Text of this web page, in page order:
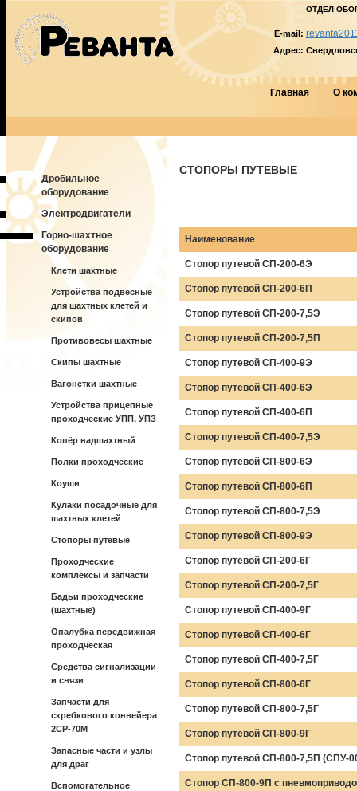
ОТДЕЛ
E-mail:
Адрес:
Главная О
Дробильное
оборудование
Электродвигатели
Горно-шахтное
оборудование
Клети шахтные
Устройства подвесные
для шахтных клетей и
скипов
Противовесы шахтные
Скипы шахтные
Вагонетки шахтные
Устройства прицепные
проходческие УПП, УПЗ
Копёр надшахтный
Полки проходческие
Коуши
Кулаки посадочные для
шахтных клетей
Стопоры путевые
Проходческие
комплексы и запчасти
Бадьи проходческие
(шахтные)
Опалубка передвижная
проходческая
Средства сигнализации
и связи
Запчасти для
скребкового конвейера
2СР-70М
Запасные части и узлы
для драг
Вспомогательное
СТОПОРЫ ПУТЕВЫЕ
Наименование
Стопор путевой СП-200-6Э
Стопор путевой СП-200-6П
Стопор путевой СП-200-7,5Э
Стопор путевой СП-200-7,5П
Стопор путевой СП-400-9Э
Стопор путевой СП-400-6Э
Стопор путевой СП-400-6П
Стопор путевой СП-400-7,5Э
Стопор путевой СП-800-6Э
Стопор путевой СП-800-6П
Стопор путевой СП-800-7,5Э
Стопор путевой СП-800-9Э
Стопор путевой СП-200-6Г
Стопор путевой СП-200-7,5Г
Стопор путевой СП-400-9Г
Стопор путевой СП-400-6Г
Стопор путевой СП-400-7,5Г
Стопор путевой СП-800-6Г
Стопор путевой СП-800-7,5Г
Стопор путевой СП-800-9Г
Стопор путевой СП-800-7,5П (СПУ-
Стопор СП-800-9П с